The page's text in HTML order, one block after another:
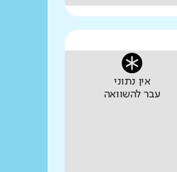
אין נתוני
עבר להשוואה